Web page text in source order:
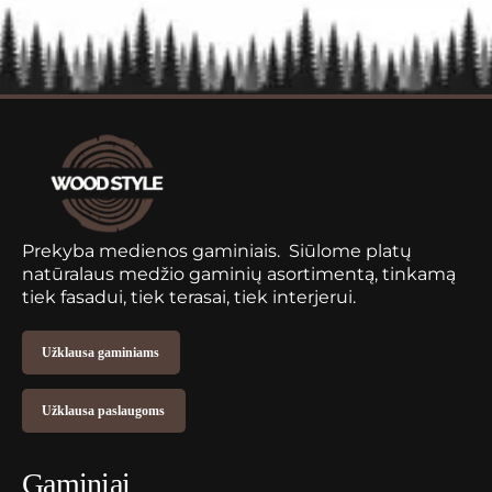
Prekyba medienos gaminiais. Siūlome platų
natūralaus medžio gaminių asortimentą, tinkamą
tiek fasadui, tiek terasai, tiek interjerui.
Užklausa gaminiams
Užklausa paslaugoms
Gaminiai